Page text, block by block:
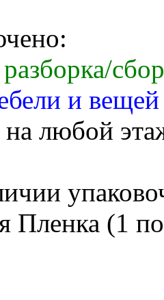
и
любой
Пленка (1